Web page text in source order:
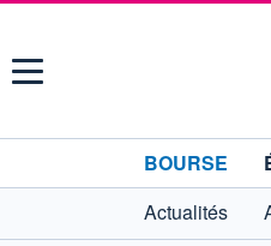
Menu
BOURSE
Actualités